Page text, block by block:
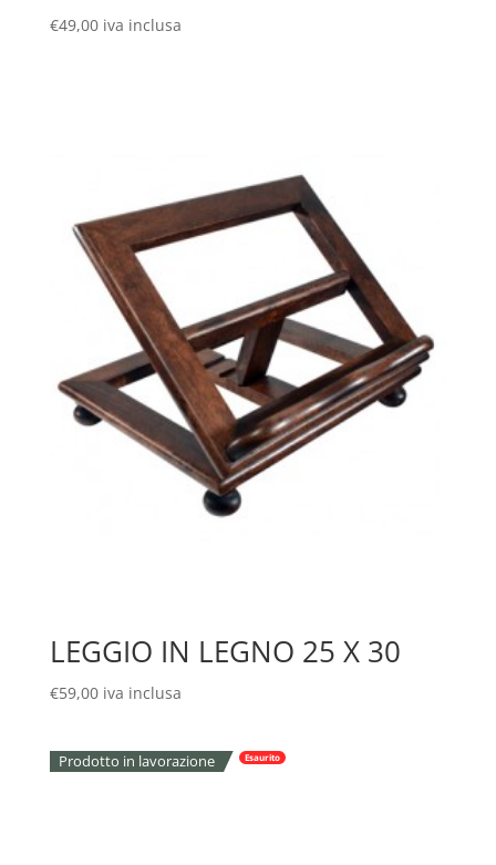
€49,00 iva inclusa
LEGGIO IN LEGNO 25 X 30
€59,00 iva inclusa
Prodotto in lavorazione Esaurito